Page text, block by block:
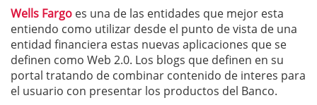
Wells Fargo es una de las entidades que mejor esta
entiendo como utilizar desde el punto de vista de una
entidad financiera estas nuevas aplicaciones que se
definen como Web 2.0. Los blogs que definen en su
portal tratando de combinar contenido de interes para
el usuario con presentar los productos del Banco.